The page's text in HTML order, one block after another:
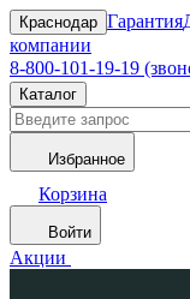
Краснодар Гарантия
компании
8-800-101-19-19
Каталог
Избранное
Корзина
Войти
Акции